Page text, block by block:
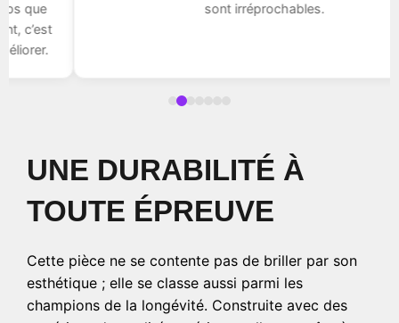
sont irréprochables.
UNE DURABILITÉ À
TOUTE ÉPREUVE
Cette pièce ne se contente pas de briller par son
esthétique ; elle se classe aussi parmi les
champions de la longévité. Construite avec des